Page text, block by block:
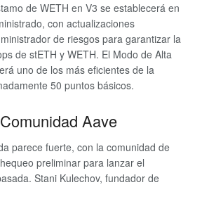
de WETH en V3 se establecerá en
con actualizaciones
de riesgos para garantizar la
de stETH y WETH. El Modo de Alta
uno de los más eficientes de la
50 puntos básicos.
Aave
parece fuerte, con la comunidad de
preliminar para lanzar el
Stani Kulechov, fundador de